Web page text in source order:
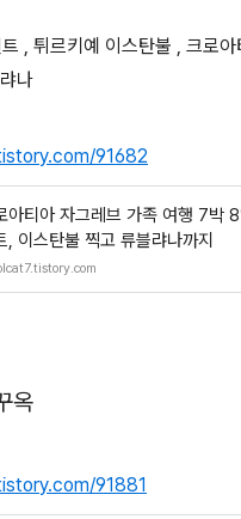
, 튀르키예 이스탄불 , 크로아
나
91682
아티아 자그레브 가족 여행 7박
, 이스탄불 찍고 류블랴나까지
옥
91881